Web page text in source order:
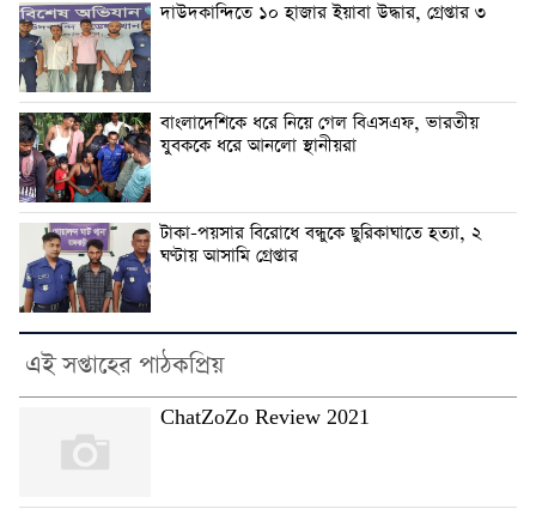
দাউদকান্দিতে ১০ হাজার ইয়াবা উদ্ধার, গ্রেপ্তার ৩
বাংলাদেশিকে ধরে নিয়ে গেল বিএসএফ, ভারতীয়
যুবককে ধরে আনলো স্থানীয়রা
টাকা-পয়সার বিরোধে বন্ধুকে ছুরিকাঘাতে হত্যা, ২
ঘণ্টায় আসামি গ্রেপ্তার
এই সপ্তাহের পাঠকপ্রিয়
ChatZoZo Review 2021